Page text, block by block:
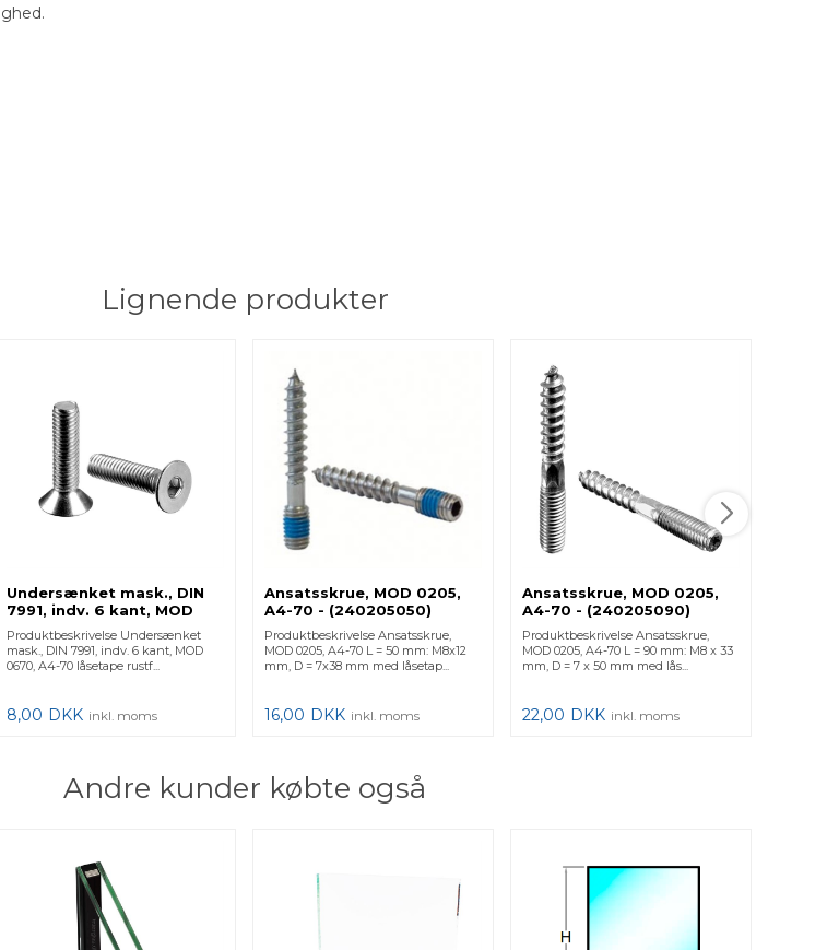
Lignende produkter
Undersænket mask., DIN
7991, indv. 6 kant, MOD
0670, A4-70 -
(240670625) 240670-625
- 1 Stk.
Produktbeskrivelse Undersænket
mask., DIN 7991, indv. 6 kant, MOD
0670, A4-70 låsetape rustf...
8,00 DKK inkl. moms
Ansatsskrue, MOD 0205,
A4-70 - (240205050)
240205-050 - 1 Stk.
Produktbeskrivelse Ansatsskrue,
MOD 0205, A4-70 L = 50 mm: M8x12
mm, D = 7x38 mm med låsetap...
16,00 DKK inkl. moms
Ansatsskrue, MOD 0205,
A4-70 - (240205090)
240205-090 - 1 Stk.
Produktbeskrivelse Ansatsskrue,
MOD 0205, A4-70 L = 90 mm: M8 x 33
mm, D = 7 x 50 mm med lås...
22,00 DKK inkl. moms
Andre kunder købte også